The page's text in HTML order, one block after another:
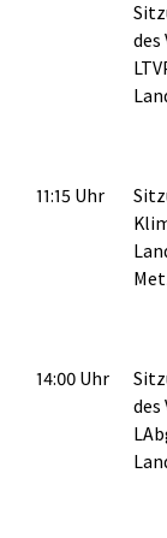
11:15 Uhr
14:00 Uhr